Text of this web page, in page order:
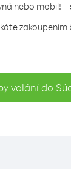
nebo mobil!
volání do